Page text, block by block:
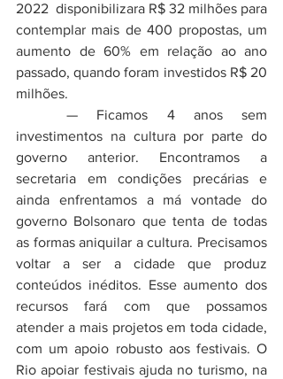
2022  disponibilizara R$ 32 milhões para
contemplar mais de 400 propostas, um
aumento de 60% em relação ao ano
passado, quando foram investidos R$ 20
milhões.
	— Ficamos 4 anos sem
investimentos na cultura por parte do
governo anterior. Encontramos a
secretaria em condições precárias e
ainda enfrentamos a má vontade do
governo Bolsonaro que tenta de todas
as formas aniquilar a cultura. Precisamos
voltar a ser a cidade que produz
conteúdos inéditos. Esse aumento dos
recursos fará com que possamos
atender a mais projetos em toda cidade,
com um apoio robusto aos festivais. O
Rio apoiar festivais ajuda no turismo, na